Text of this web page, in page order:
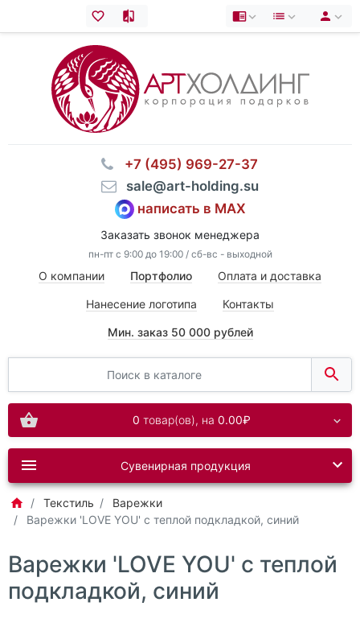
⠀+7 (495) 969-27-37
⠀sale@art-holding.su
написать в MAX
Заказать звонок менеджера
пн-пт с 9:00 до 19:00 / сб-вс - выходной
О компании Портфолио Оплата и доставка
Нанесение логотипа Контакты
Мин. заказ 50 000 рублей
0 товар(ов), на 0.00₽
Сувенирная продукция
Текстиль
Варежки
Варежки 'LOVE YOU' с теплой подкладкой, синий
Варежки 'LOVE YOU' с теплой
подкладкой, синий